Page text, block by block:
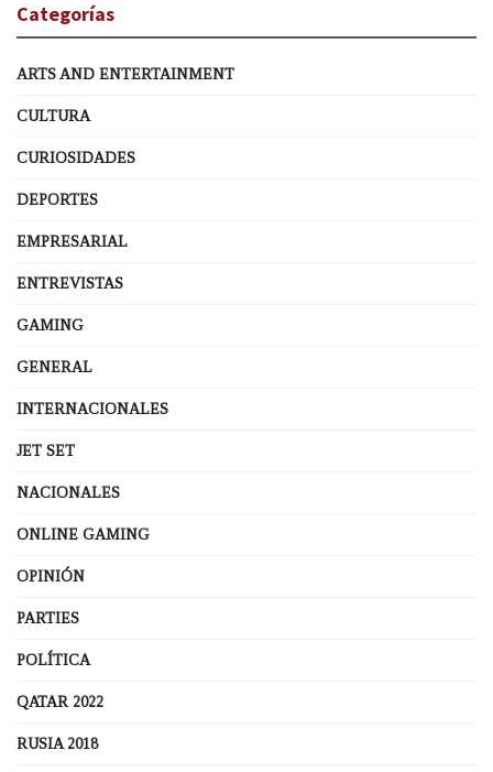
Categorías
ARTS AND ENTERTAINMENT
CULTURA
CURIOSIDADES
DEPORTES
EMPRESARIAL
ENTREVISTAS
GAMING
GENERAL
INTERNACIONALES
JET SET
NACIONALES
ONLINE GAMING
OPINIÓN
PARTIES
POLÍTICA
QATAR 2022
RUSIA 2018